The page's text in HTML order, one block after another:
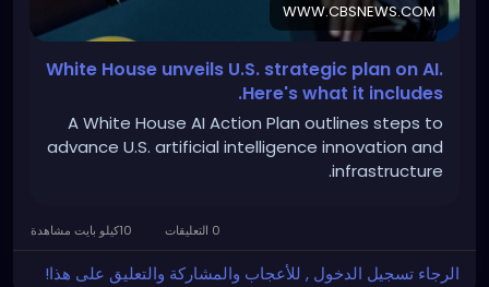
https://www.cbsnews.com/news/trump-uai-plan-
data-centers-us-infrastructure/
WWW.CBSNEWS.COM
White House unveils U.S. strategic plan on AI.
Here's what it includes.
A White House AI Action Plan outlines steps to
advance U.S. artificial intelligence innovation and
infrastructure.
الرجاء تسجيل الدخول , للأعجاب والمشاركة والتعليق على هذا!